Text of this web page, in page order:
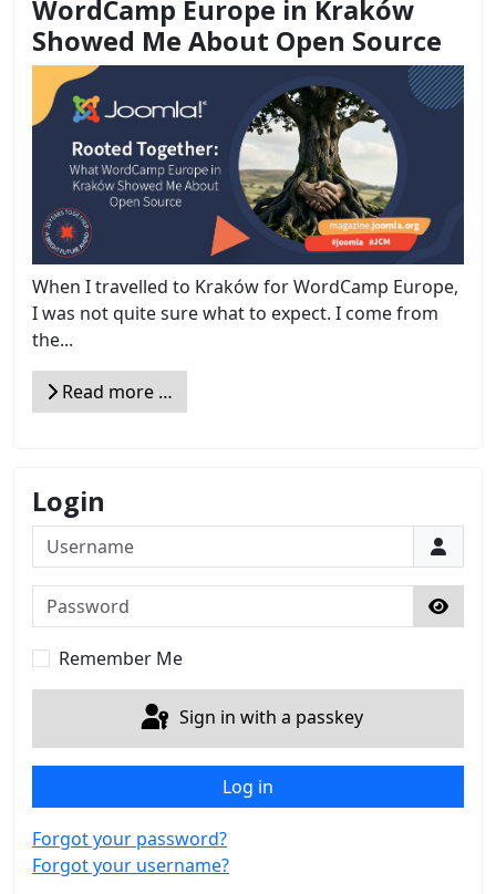
WordCamp Europe in Kraków
Showed Me About Open Source
When I travelled to Kraków for WordCamp Europe,
I was not quite sure what to expect. I come from
the...
Read more …
Login
Username
Password
Show
Remember Me
Sign in with a passkey
Log in
Forgot your password?
Forgot your username?